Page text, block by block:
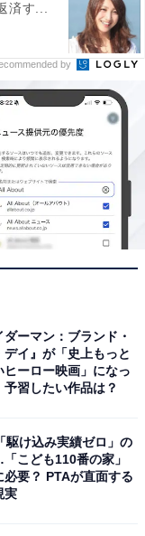
済す...
by
ダーマン：ブランド・
デイ』が「史上もっと
ヒーロー映画」になっ
予習したい作品は？
駆け込み実績ゼロ」の
こども110番の家」
必要？ PTAが直面する
実